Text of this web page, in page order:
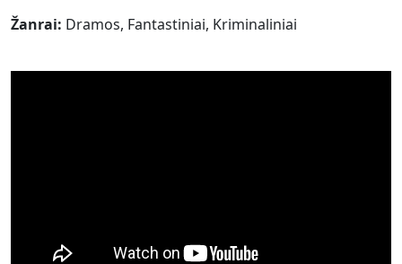
Žanrai: Dramos, Fantastiniai, Kriminaliniai